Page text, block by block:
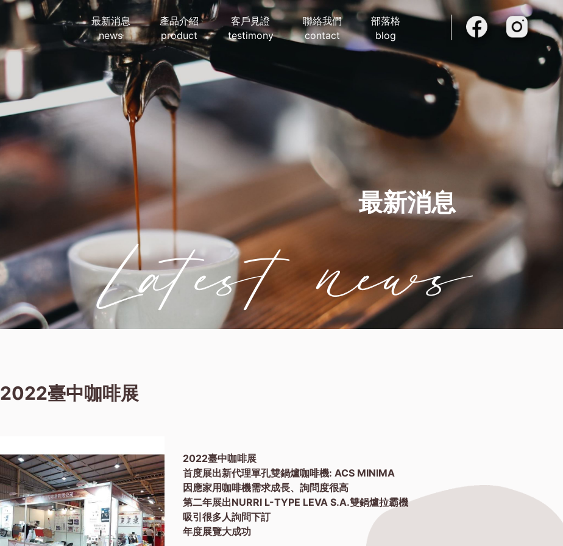
最新消息
news
產品介紹
product
客戶見證
testimony
聯絡我們
contact
部落格
blog
最新消息
Latest news
2022臺中咖啡展
2022臺中咖啡展
首度展出新代理單孔雙鍋爐咖啡機: ACS MINIMA
因應家用咖啡機需求成長、詢問度很高
第二年展出NURRI L-TYPE LEVA S.A.雙鍋爐拉霸機
吸引很多人詢問下訂